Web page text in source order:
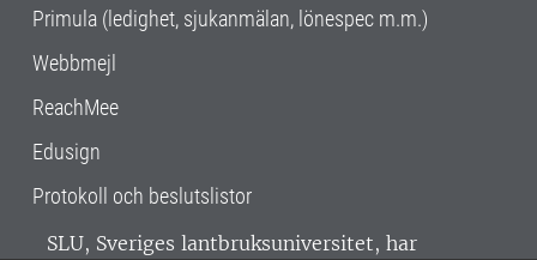
Primula (ledighet, sjukanmälan, lönespec m.m.)
Webbmejl
ReachMee
Edusign
Protokoll och beslutslistor
SLU, Sveriges lantbruksuniversitet, har